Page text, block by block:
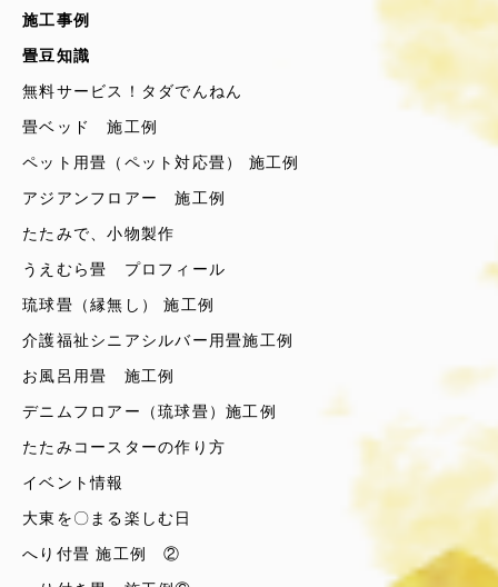
施工事例
畳豆知識
無料サービス！タダでんねん
畳ベッド 施工例
ペット用畳（ペット対応畳） 施工例
アジアンフロアー 施工例
たたみで、小物製作
うえむら畳 プロフィール
琉球畳（縁無し） 施工例
介護福祉シニアシルバー用畳施工例
お風呂用畳 施工例
デニムフロアー（琉球畳）施工例
たたみコースターの作り方
イベント情報
大東を〇まる楽しむ日
へり付畳 施工例 ②